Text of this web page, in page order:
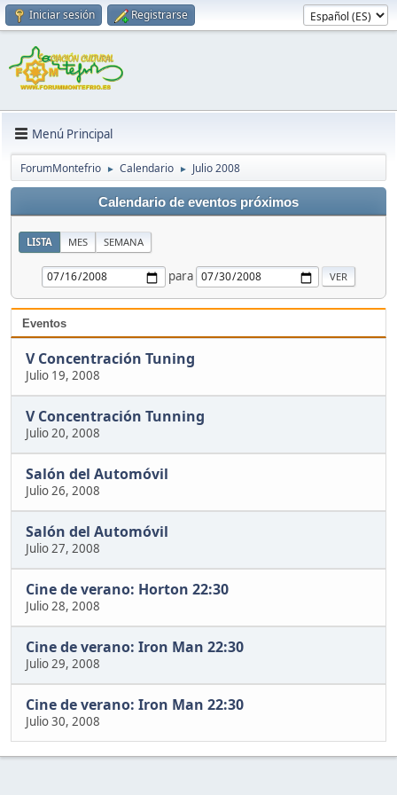
Iniciar sesión Registrarse
Menú Principal
ForumMontefrio ► Calendario ► Julio 2008
Calendario de eventos próximos
LISTA MES SEMANA
para
Eventos
V Concentración Tuning
Julio 19, 2008
V Concentración Tunning
Julio 20, 2008
Salón del Automóvil
Julio 26, 2008
Salón del Automóvil
Julio 27, 2008
Cine de verano: Horton 22:30
Julio 28, 2008
Cine de verano: Iron Man 22:30
Julio 29, 2008
Cine de verano: Iron Man 22:30
Julio 30, 2008